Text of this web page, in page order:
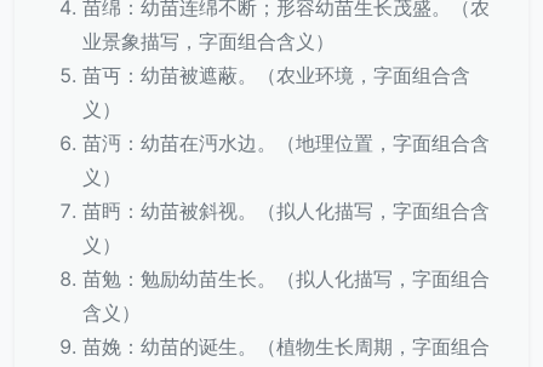
苗绵：幼苗连绵不断；形容幼苗生长茂盛。（农
业景象描写，字面组合含义）
苗丏：幼苗被遮蔽。（农业环境，字面组合含
义）
苗沔：幼苗在沔水边。（地理位置，字面组合含
义）
苗眄：幼苗被斜视。（拟人化描写，字面组合含
义）
苗勉：勉励幼苗生长。（拟人化描写，字面组合
含义）
苗娩：幼苗的诞生。（植物生长周期，字面组合